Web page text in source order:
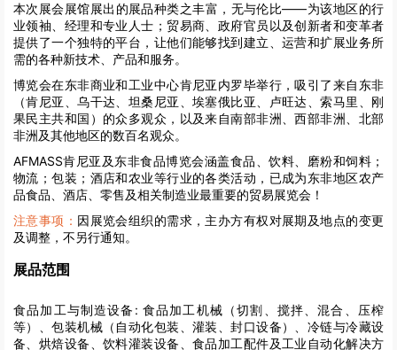
本次展会展馆展出的展品种类之丰富，无与伦比——为该地区的行
业领袖、经理和专业人士；贸易商、政府官员以及创新者和变革者
提供了一个独特的平台，让他们能够找到建立、运营和扩展业务所
需的各种新技术、产品和服务。
博览会在东非商业和工业中心肯尼亚内罗毕举行，吸引了来自东非
（肯尼亚、乌干达、坦桑尼亚、埃塞俄比亚、卢旺达、索马里、刚
果民主共和国）的众多观众，以及来自南部非洲、西部非洲、北部
非洲及其他地区的数百名观众。
AFMASS肯尼亚及东非食品博览会涵盖食品、饮料、磨粉和饲料；
物流；包装；酒店和农业等行业的各类活动，已成为东非地区农产
品食品、酒店、零售及相关制造业最重要的贸易展览会！
注意事项： 因展览会组织的需求，主办方有权对展期及地点的变更
及调整，不另行通知。
展品范围
食品加工与制造设备: 食品加工机械（切割、搅拌、混合、压榨
等）、包装机械（自动化包装、灌装、封口设备）、冷链与冷藏设
备、烘焙设备、饮料灌装设备、食品加工配件及工业自动化解决方